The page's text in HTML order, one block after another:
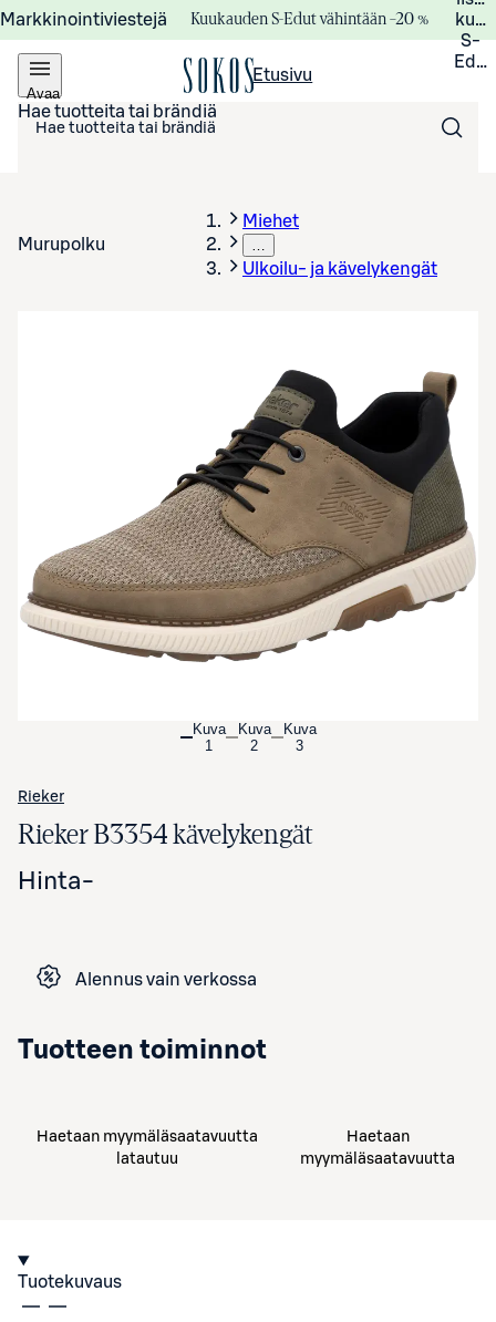
Markkinointiviestejä Kuukauden S-Edut vähintään –20 %
S-
Avaa
valikko
Etusivu
Hae tuotteita tai brändiä
Murupolku
Miehet
…
Ulkoilu- ja kävelykengät
Avaa tuotekuva suurennettuna
Kuva
1
Kuva
2
Kuva
3
Rieker
Rieker B3354 kävelykengät
Hinta-
Alennus vain verkossa
Tuotteen toiminnot
Haetaan myymäläsaatavuutta
latautuu
Haetaan
myymäläsaatavuutta
Tuotekuvaus